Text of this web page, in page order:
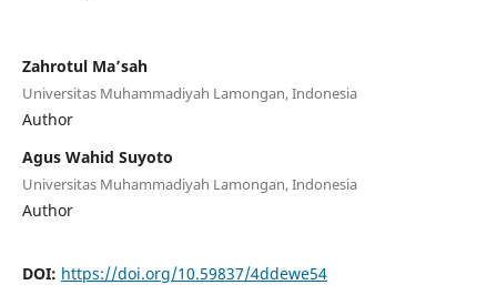
Zahrotul Ma’sah
Universitas Muhammadiyah Lamongan, Indonesia
Author
Agus Wahid Suyoto
Universitas Muhammadiyah Lamongan, Indonesia
Author
DOI: https://doi.org/10.59837/4ddewe54